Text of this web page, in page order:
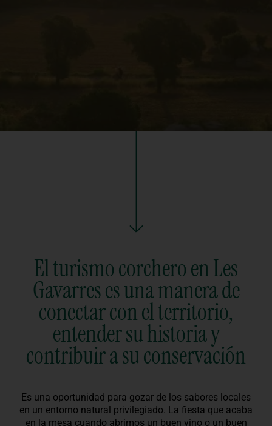
El turismo corchero en Les
Gavarres es una manera de
conectar con el territorio,
entender su historia y
contribuir a su conservación
Es una oportunidad para gozar de los sabores locales
en un entorno natural privilegiado. La fiesta que acaba
en la mesa cuando abrimos un buen vino o un buen